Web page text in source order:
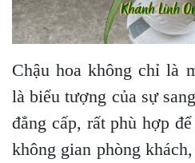
Chậu hoa không chỉ là
là biểu tượng của sự
đẳng cấp, rất phù hợp
không gian phòng